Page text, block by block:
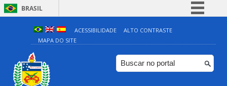
BRASIL
Simplifique!
Comunica BR
Participe
ACESSIBILIDADE
ALTO CONTRASTE
MAPA DO SITE